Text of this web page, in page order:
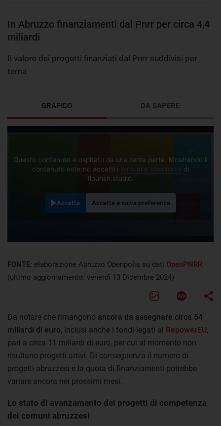
In Abruzzo finanziamenti dal Pnrr per circa 4,4
miliardi
Il valore dei progetti finanziati dal Pnrr suddivisi per
tema
GRAFICO
Questo contenuto è ospitato da una terza parte. Mostrando il
contenuto esterno accetti i termini e condizioni di
flourish.studio.
Accetta Accetta e salva preferenza
DA SAPERE
FONTE: elaborazione Abruzzo Openpolis su dati OpenPNRR
(ultimo aggiornamento: venerdì 13 Dicembre 2024)
Da notare che rimangono ancora da assegnare circa 54
miliardi di euro, inclusi anche i fondi legati al RepowerEU,
pari a circa 11 miliardi di euro, per cui al momento non
risultano progetti attivi. Di conseguenza il numero di
progetti abruzzesi e la quota di finanziamenti potrebbe
variare ancora nei prossimi mesi.
Lo stato di avanzamento dei progetti di competenza
dei comuni abruzzesi